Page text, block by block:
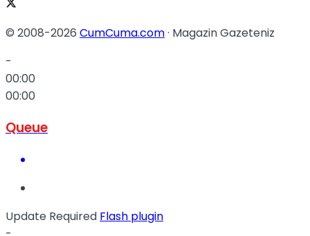
© 2008-2026 CumCuma.com· Magazin Gazeteniz
-
00:00
00:00
Queue
Update Required Flash plugin